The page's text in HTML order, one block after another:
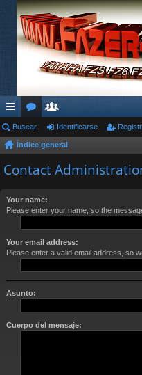
nl
ac
es
pi
s
or
os
su
ari
os
Buscar Identificarse
Índice general
Contact
Your name:
Please enter your name, so the
Your email address:
Please enter a valid email address, so
Asunto:
Cuerpo del mensaje: